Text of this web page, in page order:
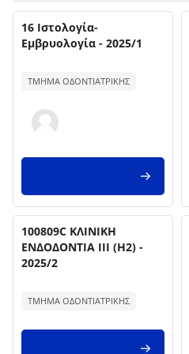
Kurs görseli
Kurs Adı
16 Ιστολογία-
Εμβρυολογία - 2025/1
ΤΜΗΜΑ ΟΔΟΝΤΙΑΤΡΙΚΗΣ
Kurs görseli
Kurs Adı
100809C ΚΛΙΝΙΚΗ
ΕΝΔΟΔΟΝΤΙΑ ΙΙΙ (Η2) -
2025/2
ΤΜΗΜΑ ΟΔΟΝΤΙΑΤΡΙΚΗΣ